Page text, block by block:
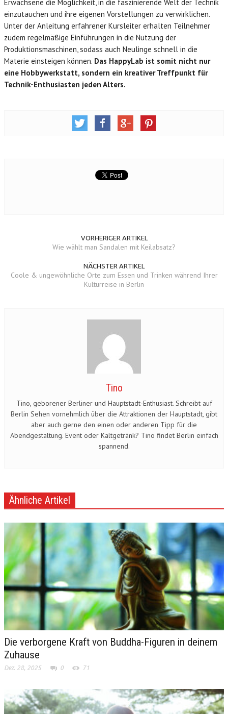
Erwachsene die Möglichkeit, in die faszinierende Welt der Technik
einzutauchen und ihre eigenen Vorstellungen zu verwirklichen.
Unter der Anleitung erfahrener Kursleiter erhalten Teilnehmer
zudem regelmäßige Einführungen in die Nutzung der
Produktionsmaschinen, sodass auch Neulinge schnell in die
Materie einsteigen können. Das HappyLab ist somit nicht nur
eine Hobbywerkstatt, sondern ein kreativer Treffpunkt für
Technik-Enthusiasten jeden Alters.
VORHERIGER ARTIKEL
Wie wählt man Sandalen mit Keilabsatz?
NÄCHSTER ARTIKEL
Coole & ungewöhnliche Orte zum Essen und Trinken während Ihrer
Kulturreise in Berlin
Tino
Tino, geborener Berliner und Hauptstadt-Enthusiast. Schreibt auf
Berlin Sehen vornehmlich über die Attraktionen der Hauptstadt, gibt
aber auch gerne den einen oder anderen Tipp für die
Abendgestaltung. Event oder Kaltgetränk? Tino findet Berlin einfach
spannend.
Ähnliche Artikel
Die verborgene Kraft von Buddha-Figuren in deinem
Zuhause
Dez. 28, 2025 0 71